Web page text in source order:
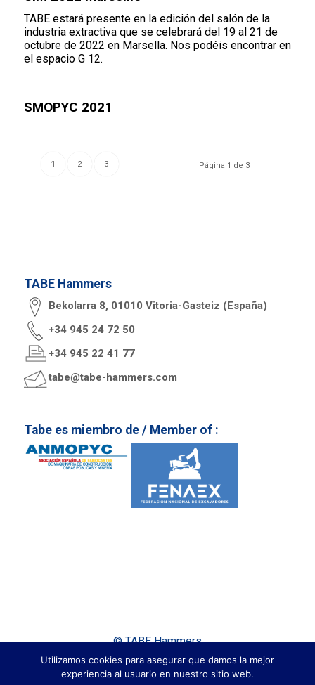
TABE estará presente en la edición del salón de la
industria extractiva que se celebrará del 19 al 21 de
octubre de 2022 en Marsella. Nos podéis encontrar en
el espacio G 12.
SMOPYC 2021
Página 1 de 3
1 2 3
TABE Hammers
Bekolarra 8, 01010 Vitoria-Gasteiz (España)
+34 945 24 72 50
+34 945 22 41 77
tabe@tabe-hammers.com
Tabe es miembro de / Member of :
© TABE Hammers
Aviso Legal|Política de Privacidad|Cookies
Utilizamos cookies para asegurar que damos la mejor
experiencia al usuario en nuestro sitio web.